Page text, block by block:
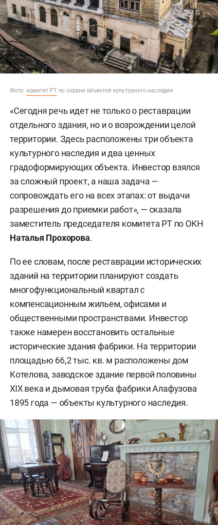
Фото: комитет РТпо охране объектов культурного наследия
«Сегодня речь идет не только о реставрации
отдельного здания, но и о возрождении целой
территории. Здесь расположены три объекта
культурного наследия и два ценных
градоформирующих объекта. Инвестор взялся
за сложный проект, а наша задача —
сопровождать его на всех этапах: от выдачи
разрешения до приемки работ», — сказала
заместитель председателя комитета РТ по ОКН
Наталья Прохорова.
По ее словам, после реставрации исторических
зданий на территории планируют создать
многофункциональный квартал с
компенсационным жильем, офисами и
общественными пространствами. Инвестор
также намерен восстановить остальные
исторические здания фабрики. На территории
площадью 66,2 тыс. кв. м расположены дом
Котелова, заводское здание первой половины
XIX века и дымовая труба фабрики Алафузова
1895 года — объекты культурного наследия.